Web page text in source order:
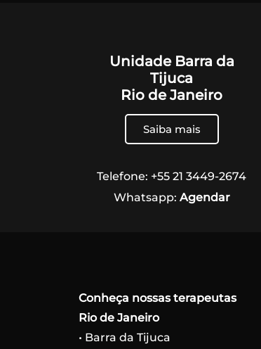
Unidade Barra da
Tijuca
Rio de Janeiro
Saiba mais
Telefone: +55 21 3449-2674
Whatsapp: Agendar
Conheça nossas terapeutas
Rio de Janeiro
• Barra da Tijuca